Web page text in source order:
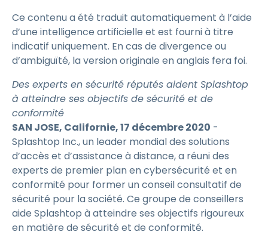
Ce contenu a été traduit automatiquement à l’aide
d’une intelligence artificielle et est fourni à titre
indicatif uniquement. En cas de divergence ou
d’ambiguïté, la version originale en anglais fera foi.
Des experts en sécurité réputés aident Splashtop
à atteindre ses objectifs de sécurité et de
conformité
SAN JOSE, Californie, 17 décembre 2020 -
Splashtop Inc., un leader mondial des solutions
d’accès et d’assistance à distance, a réuni des
experts de premier plan en cybersécurité et en
conformité pour former un conseil consultatif de
sécurité pour la société. Ce groupe de conseillers
aide Splashtop à atteindre ses objectifs rigoureux
en matière de sécurité et de conformité.